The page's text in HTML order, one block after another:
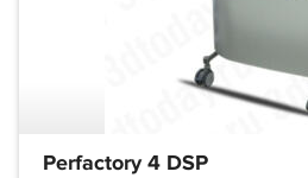
Perfactory 4 DSP